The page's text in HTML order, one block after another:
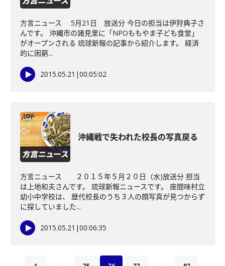
方言ニュース 5月21日 放送分 今日の担当は伊狩典子さ
んです。 沖縄市の諸見里に「NPOももやま子ども食堂」
がオープンされる 琉球新報の記事から紹介します。 経済
的に困窮...
2015.05.21 |00:05:02
沖縄戦で失われた校長の写真戻る
方言ニュース ２０１５年５月２０日（水)放送分 担当
は上地和夫さんです。 琉球新報ニュースです。 座間味村立
幼小中学校は、 歴代校長のうち３人の顔写真が見つからず
に探していました...
2015.05.21 |00:06:35
… …